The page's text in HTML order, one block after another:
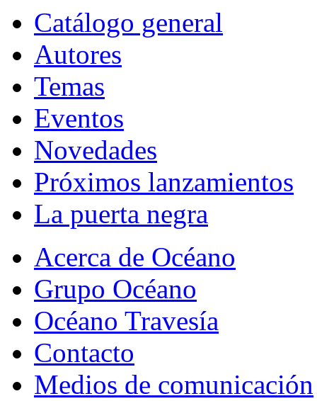
Catálogo general
Autores
Temas
Eventos
Novedades
Próximos lanzamientos
La puerta negra
Acerca de Océano
Grupo Océano
Océano Travesía
Contacto
Medios de comunicación